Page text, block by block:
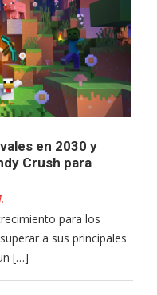
en 2030 y
Crush para
para los
a sus principales
[…]